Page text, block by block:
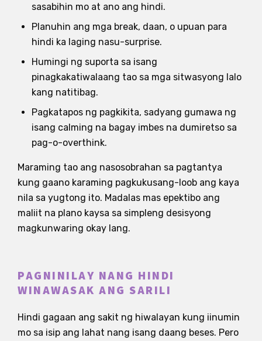
sasabihin mo at ano ang hindi.
Planuhin ang mga break, daan, o upuan para
hindi ka laging nasu-surprise.
Humingi ng suporta sa isang
pinagkakatiwalaang tao sa mga sitwasyong lalo
kang natitibag.
Pagkatapos ng pagkikita, sadyang gumawa ng
isang calming na bagay imbes na dumiretso sa
pag-o-overthink.
Maraming tao ang nasosobrahan sa pagtantya
kung gaano karaming pagkukusang-loob ang kaya
nila sa yugtong ito. Madalas mas epektibo ang
maliit na plano kaysa sa simpleng desisyong
magkunwaring okay lang.
PAGNINILAY NANG HINDI
WINAWASAK ANG SARILI
Hindi gagaan ang sakit ng hiwalayan kung iinumin
mo sa isip ang lahat nang isang daang beses. Pero